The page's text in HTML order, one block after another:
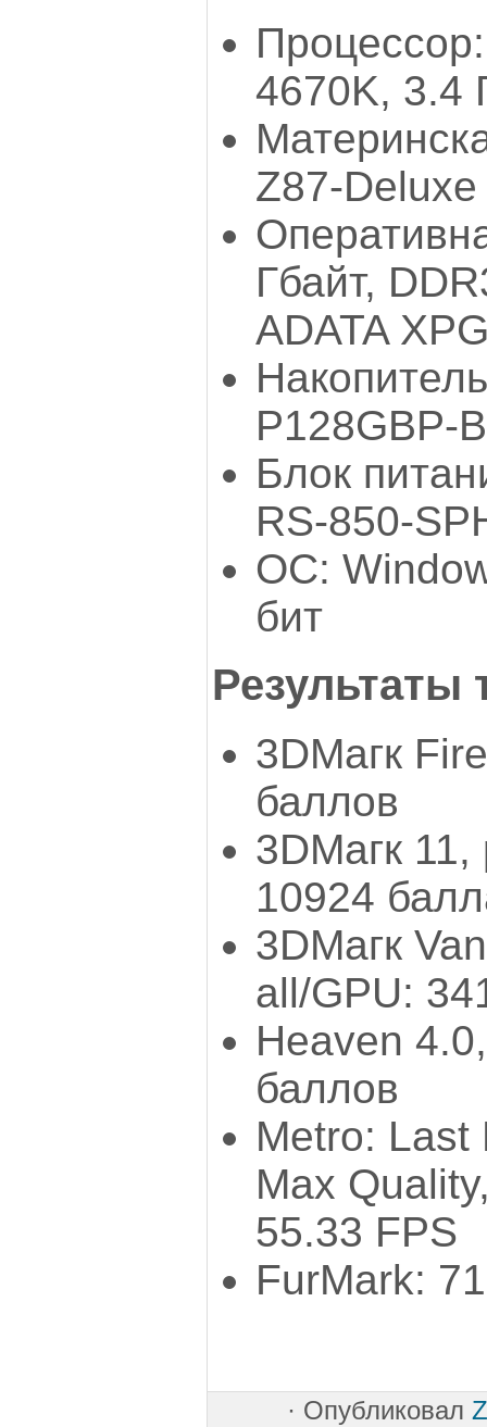
4670K, 3.4
Z87-Deluxe
Гбайт,
ADATA
P128GBP-
Блок
RS-850-
ОС:
бит
Результаты
3DМагк
баллов
3DМагк
10924
3DМагк
all/GPU:
Heaven
баллов
Metro: Last
Max
55.33 FPS
FurMark:
· Опубликовал